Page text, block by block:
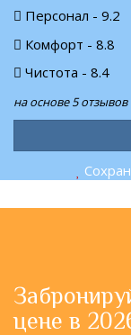
Персонал - 9.2
Комфорт - 8.8
Чистота - 8.4
на основе 5 отзывов
цене в